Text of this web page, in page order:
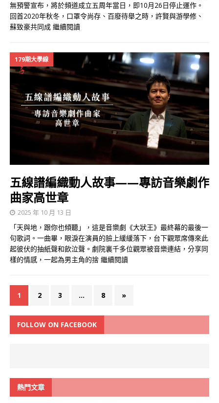
無預警宣布，將於頻道成立五周年當日，即10月26日停止運作。
回首2020年秋冬，口罩令尚存、百廢待舉之時，許賢與游學修、
蘇致豪共同成 繼續閱讀
179期大學線
五線譜編織動人故事——專訪音樂劇作
曲家高世章
2025 年 10 月 13 日
「天與地，跟你也傾聽」，這是音樂劇《大狀王》最終幕的最後一
句歌詞。一曲畢，眼淚在演員的臉上緩緩落下，台下觀眾席傳來此
起彼伏的抽紙聲和飲泣聲。劇院裏千多位觀眾被音樂連結，分享同
樣的情感，一起為男主角的捨 繼續閱讀
1 2 3 ... 8 »
FOLLOW ON FACEBOOK
熱門文章